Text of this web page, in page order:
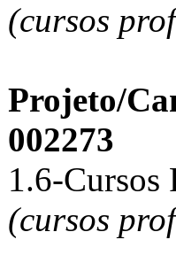
(cursos
Projeto/
002273
1.6-Cursos
(cursos